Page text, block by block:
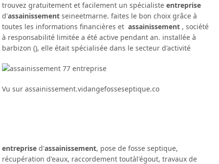
trouvez gratuitement et facilement un spécialisteentreprise
d'assainissement seineetmarne. faites le bon choix grâce à
toutes les informations financières etassainissement , société
à responsabilité limitée a été active pendant an. installée à
barbizon (), elle était spécialisée dans le secteur d'activité
Vu sur assainissement.vidangefosseseptique.co
entreprise d'assainissement, pose de fosse septique,
récupération d'eaux, raccordement toutàl'égout, travaux de